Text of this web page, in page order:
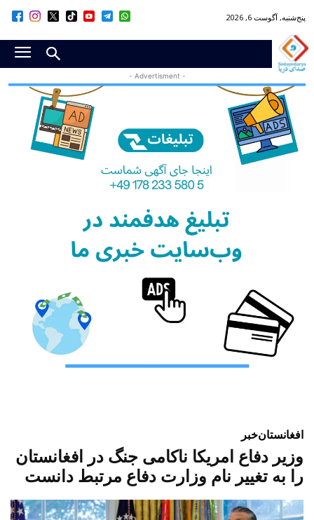
پنج‌شنبه, آگوست 6, 2026
- Advertisment -
افغانستانخبر
وزیر دفاع امریکا ناکامی جنگ در افغانستان
را به تغییر نام وزارت دفاع مرتبط دانست